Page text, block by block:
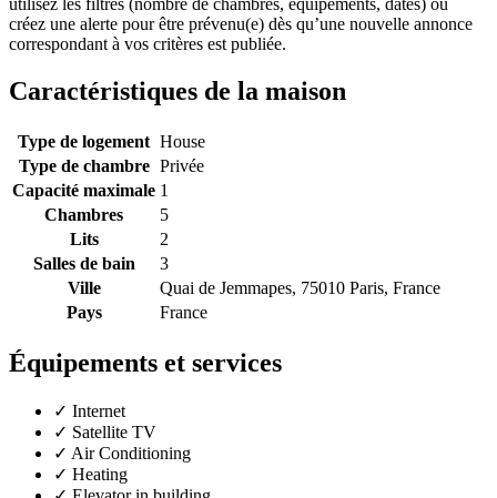
utilisez les filtres (nombre de chambres, équipements, dates) ou
créez une alerte pour être prévenu(e) dès qu’une nouvelle annonce
correspondant à vos critères est publiée.
Caractéristiques de la maison
Type de logement House
Type de chambre Privée
Capacité maximale 1
Chambres
5
Lits
2
Salles de bain
3
Ville
Quai de Jemmapes, 75010 Paris, France
Pays
France
Équipements et services
✓ Internet
✓ Satellite TV
✓ Air Conditioning
✓ Heating